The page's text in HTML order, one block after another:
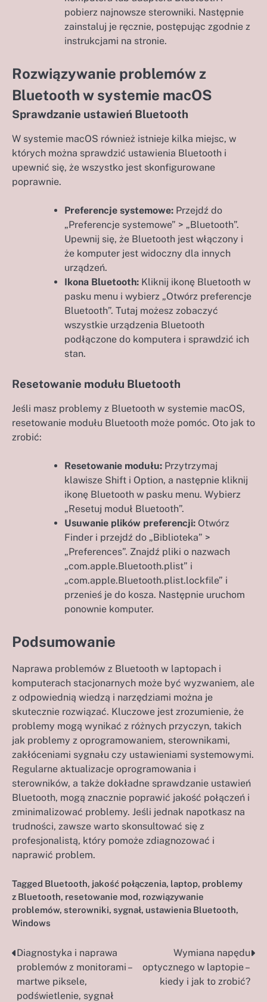
pobierz najnowsze sterowniki. Następnie
zainstaluj je ręcznie, postępując zgodnie z
instrukcjami na stronie.
Rozwiązywanie problemów z
Bluetooth w systemie macOS
Sprawdzanie ustawień Bluetooth
W systemie macOS również istnieje kilka miejsc, w
których można sprawdzić ustawienia Bluetooth i
upewnić się, że wszystko jest skonfigurowane
poprawnie.
Preferencje systemowe: Przejdź do
„Preferencje systemowe” > „Bluetooth”.
Upewnij się, że Bluetooth jest włączony i
że komputer jest widoczny dla innych
urządzeń.
Ikona Bluetooth: Kliknij ikonę Bluetooth w
pasku menu i wybierz „Otwórz preferencje
Bluetooth”. Tutaj możesz zobaczyć
wszystkie urządzenia Bluetooth
podłączone do komputera i sprawdzić ich
stan.
Resetowanie modułu Bluetooth
Jeśli masz problemy z Bluetooth w systemie macOS,
resetowanie modułu Bluetooth może pomóc. Oto jak to
zrobić:
Resetowanie modułu: Przytrzymaj
klawisze Shift i Option, a następnie kliknij
ikonę Bluetooth w pasku menu. Wybierz
„Resetuj moduł Bluetooth”.
Usuwanie plików preferencji: Otwórz
Finder i przejdź do „Biblioteka” >
„Preferences”. Znajdź pliki o nazwach
„com.apple.Bluetooth.plist” i
„com.apple.Bluetooth.plist.lockfile” i
przenieś je do kosza. Następnie uruchom
ponownie komputer.
Podsumowanie
Naprawa problemów z Bluetooth w laptopach i
komputerach stacjonarnych może być wyzwaniem, ale
z odpowiednią wiedzą i narzędziami można je
skutecznie rozwiązać. Kluczowe jest zrozumienie, że
problemy mogą wynikać z różnych przyczyn, takich
jak problemy z oprogramowaniem, sterownikami,
zakłóceniami sygnału czy ustawieniami systemowymi.
Regularne aktualizacje oprogramowania i
sterowników, a także dokładne sprawdzanie ustawień
Bluetooth, mogą znacznie poprawić jakość połączeń i
zminimalizować problemy. Jeśli jednak napotkasz na
trudności, zawsze warto skonsultować się z
profesjonalistą, który pomoże zdiagnozować i
naprawić problem.
Tagged Bluetooth, jakość połączenia, laptop, problemy
z Bluetooth, resetowanie mod, rozwiązywanie
problemów, sterowniki, sygnał, ustawienia Bluetooth,
Windows
Nawigacja
wpisu
Diagnostyka i naprawa
problemów z monitorami –
martwe piksele,
podświetlenie, sygnał
Wymiana napędu
optycznego w laptopie –
kiedy i jak to zrobić?